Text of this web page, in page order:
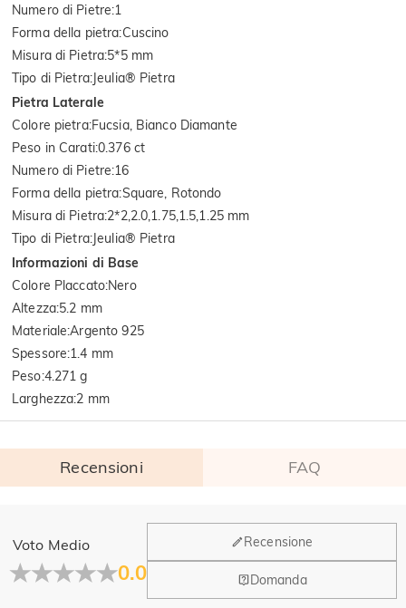
Numero di Pietre:1
Forma della pietra:Cuscino
Misura di Pietra:5*5 mm
Tipo di Pietra:Jeulia® Pietra
Pietra Laterale
Colore pietra:Fucsia, Bianco Diamante
Peso in Carati:0.376 ct
Numero di Pietre:16
Forma della pietra:Square, Rotondo
Misura di Pietra:2*2,2.0,1.75,1.5,1.25 mm
Tipo di Pietra:Jeulia® Pietra
Informazioni di Base
Colore Placcato:Nero
Altezza:5.2 mm
Materiale:Argento 925
Spessore:1.4 mm
Peso:4.271 g
Larghezza:2 mm
Recensioni FAQ
Voto Medio
0.0
Recensione
Domanda
Generale
Dove si trova la tua azienda?
La sede principale è a Los Angeles, in California, mentre il